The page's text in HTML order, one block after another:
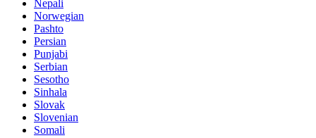
Nepali
Norwegian
Pashto
Persian
Punjabi
Serbian
Sesotho
Sinhala
Slovak
Slovenian
Somali